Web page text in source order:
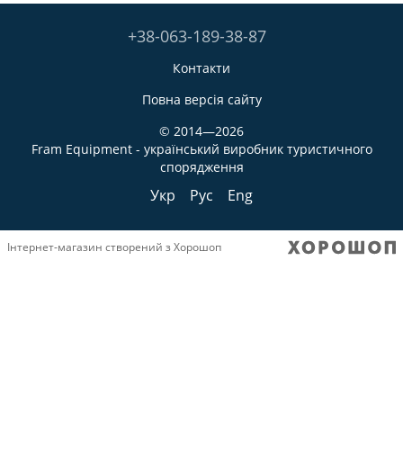
+38-063-189-38-87
Контакти
Повна версія сайту
© 2014—2026
Fram Equipment - український виробник туристичного
спорядження
Укр Рус Eng
Інтернет-магазин створений з Хорошоп